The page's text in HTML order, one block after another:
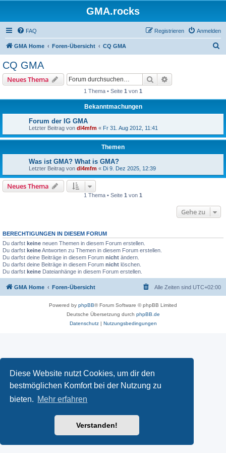
Diese Website nutzt Cookies, um dir den
bestmöglichen Komfort bei der Nutzung zu
bieten. Mehr erfahren
Verstanden!
GMA.rocks
FAQ Anmelden
Registrieren
GMA Home Foren-Übersicht CQ GMA
CQ GMA
Neues Thema Suche
1 Thema • Seite 1 von 1
Bekanntmachungen
Forum der IG GMA
Letzter Beitrag von dl4mfm « Fr 31. Aug 2012, 11:41
Themen
Was ist GMA? What is GMA?
Letzter Beitrag von dl4mfm « Di 9. Dez 2025, 12:39
Neues Thema
1 Thema • Seite 1 von 1
Gehe zu
BERECHTIGUNGEN IN DIESEM FORUM
Du darfst keine neuen Themen in diesem Forum erstellen.
Du darfst keineAntworten zu Themen in diesem Forum erstellen.
Du darfst deine Beiträge in diesem Forum nicht ändern.
Du darfst deine Beiträge in diesem Forum nicht löschen.
Du darfst keine Dateianhänge in diesem Forum erstellen.
GMA Home Foren-Übersicht Alle Zeiten sind UTC+02:00
Powered by phpBB® Forum Software © phpBB Limited
Deutsche Übersetzung durch phpBB.de
Datenschutz| Nutzungsbedingungen